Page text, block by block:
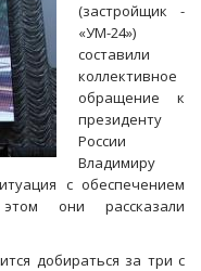
(застройщик -
«УМ-24»)
составили
коллективное
обращение к
президенту
России
Владимиру
с обеспечением
они рассказали
добираться за три с